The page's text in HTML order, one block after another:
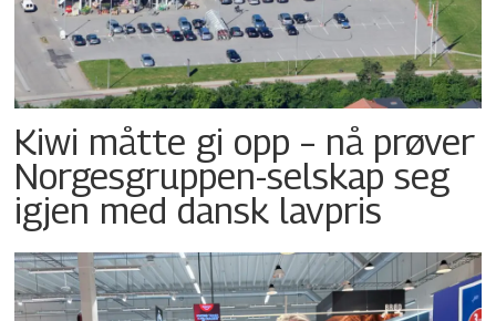
Kiwi måtte gi opp – nå prøver
Norgesgruppen-selskap seg
igjen med dansk lavpris